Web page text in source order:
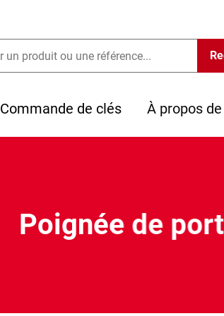
Commande de clés À propos
Poignée de